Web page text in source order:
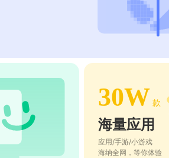
30W 款
海量应用
应用/手游/小游戏
海纳全网，等你体验